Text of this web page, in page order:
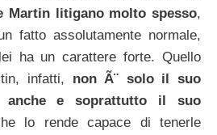
Martin litigano molto spesso,
fatto assolutamente normale,
ha un carattere forte. Quello
infatti, non Ã¨ solo il suo
anche e soprattutto il suo
lo rende capace di tenerle